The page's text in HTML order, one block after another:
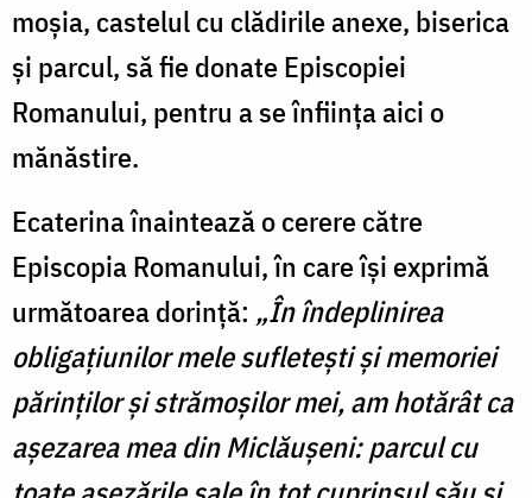
moșia, castelul cu clădirile anexe, biserica
și parcul, să fie donate Episcopiei
Romanului, pentru a se înființa aici o
mănăstire.
Ecaterina înaintează o cerere către
Episcopia Romanului, în care își exprimă
următoarea dorință: „În îndeplinirea
obligațiunilor melesufletești și memoriei
părinților și strămoșilor mei, am hotărât ca
așezarea mea din Miclăușeni: parcul cu